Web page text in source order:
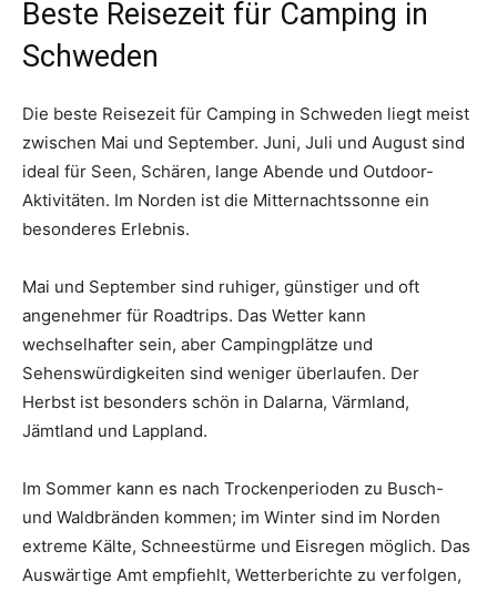
Beste Reisezeit für Camping in
Schweden
Die beste Reisezeit für Camping in Schweden liegt meist
zwischen Mai und September. Juni, Juli und August sind
ideal für Seen, Schären, lange Abende und Outdoor-
Aktivitäten. Im Norden ist die Mitternachtssonne ein
besonderes Erlebnis.
Mai und September sind ruhiger, günstiger und oft
angenehmer für Roadtrips. Das Wetter kann
wechselhafter sein, aber Campingplätze und
Sehenswürdigkeiten sind weniger überlaufen. Der
Herbst ist besonders schön in Dalarna, Värmland,
Jämtland und Lappland.
Im Sommer kann es nach Trockenperioden zu Busch-
und Waldbränden kommen; im Winter sind im Norden
extreme Kälte, Schneestürme und Eisregen möglich. Das
Auswärtige Amt empfiehlt, Wetterberichte zu verfolgen,